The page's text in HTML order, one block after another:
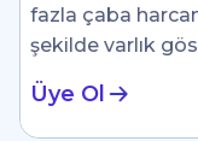
fazla çaba
şekilde varlık
Üye Ol